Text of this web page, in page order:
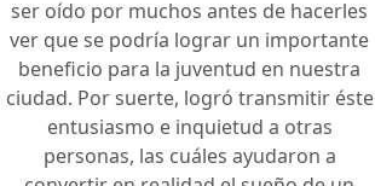
ser oído por muchos antes de hacerles
ver que se podría lograr un importante
beneficio para la juventud en nuestra
ciudad. Por suerte, logró transmitir éste
entusiasmo e inquietud a otras
personas, las cuáles ayudaron a